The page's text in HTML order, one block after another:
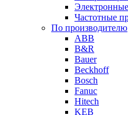
Частотные
По производителю
ABB
B&R
Bauer
Beckhoff
Bosch
Fanuc
Hitech
KEB